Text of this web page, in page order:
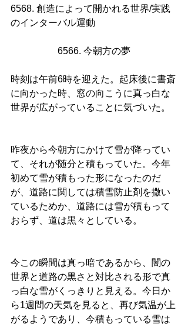
6568. 創造によって開かれる世界/実践
のインターバル運動
6566. 今朝方の夢
時刻は午前6時を迎えた。起床後に書斎
に向かった時、窓の向こうに真っ白な
世界が広がっていることに気づいた。
昨夜から今朝方にかけて雪が降ってい
て、それが随分と積もっていた。今年
初めて雪が積もった形になったのだ
が、道路に関しては積雪防止剤を撒い
ているためか、道路には雪が積もって
おらず、道は黒々としている。
今この瞬間は真っ暗であるから、闇の
世界と道路の黒さと対比される形で真
っ白な雪がくっきりと見える。今日か
ら1週間の天気を見ると、再び気温が上
がるようであり、今積もっている雪は